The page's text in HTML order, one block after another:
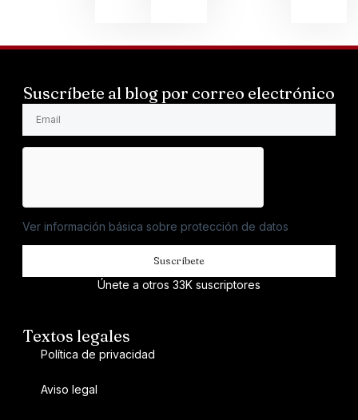
Suscríbete al blog por correo electrónico
Ver información básica sobre protección de datos
Suscríbete
Únete a otros 33K suscriptores
Textos legales
Política de privacidad
Aviso legal